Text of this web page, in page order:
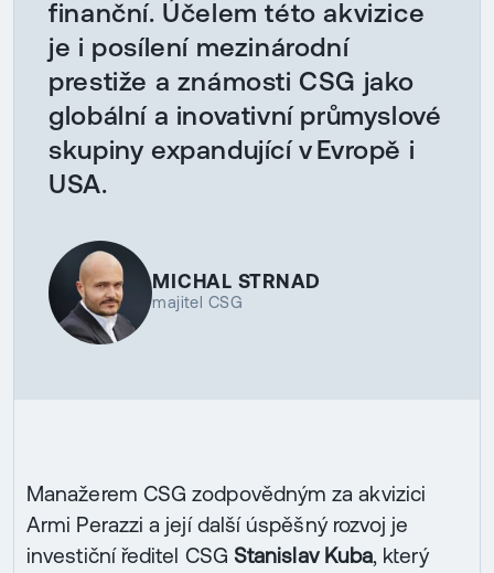
finanční. Účelem této akvizice
je i posílení mezinárodní
prestiže a známosti CSG jako
globální a inovativní průmyslové
skupiny expandující v Evropě i
USA.
MICHAL STRNAD
majitel CSG
Manažerem CSG zodpovědným za akvizici
Armi Perazzi a její další úspěšný rozvoj je
investiční ředitel CSG Stanislav Kuba, který